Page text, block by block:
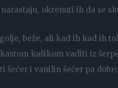
okrenuti ih da se
beže, ali kad ih kad ih
kašikom vaditi iz
i vanilin šećer pa